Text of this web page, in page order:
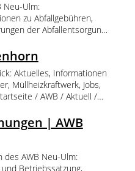
Neu-Ulm:
zu Abfallgebühren,
der Abfallentsorgung.
für Gartenbesitzer
ab 1.1.27 in weiteren
Neue Homepage des
- AWB informiert
2026 Pressemitteilung -
geschlossen
zur Grüngut
- Grüngut
- Verzögerte
Aktuelles, Informationen
Müllheizkraftwerk, Jobs,
/ AWB / Aktuell /
Jobbörse Mediathek
| AWB
des AWB Neu-Ulm:
Betriebssatzung,